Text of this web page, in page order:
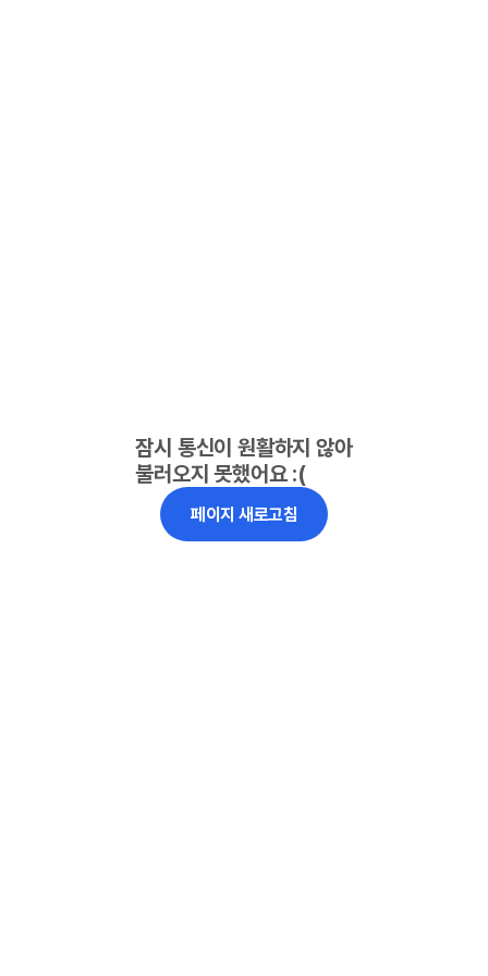
잠시 통신이 원활하지 않아
불러오지 못했어요 :(
페이지 새로고침